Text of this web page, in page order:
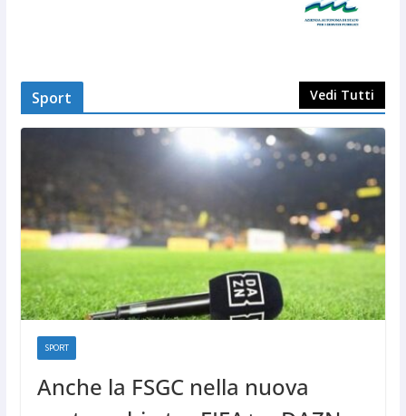
Sport Vedi Tutti
SPORT
Anche la FSGC nella nuova